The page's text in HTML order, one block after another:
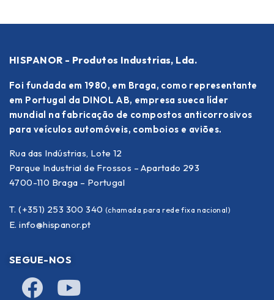
HISPANOR - Produtos Industrias, Lda.
Foi fundada em 1980, em Braga, como representante
em Portugal da DINOL AB, empresa sueca líder
mundial na fabricação de compostos anticorrosivos
para veículos automóveis, comboios e aviões.
Rua das Indústrias, Lote 12
Parque Industrial de Frossos – Apartado 293
4700-110 Braga – Portugal
T. (+351) 253 300 340 (chamada para rede fixa nacional)
E. info@hispanor.pt
SEGUE-NOS